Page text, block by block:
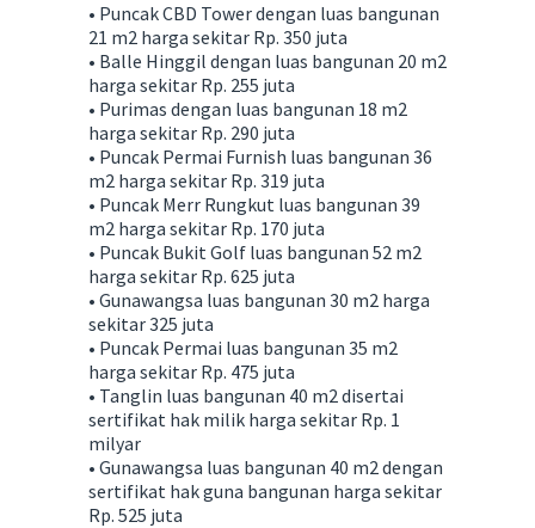
• Puncak CBD Tower dengan luas bangunan
21 m2 harga sekitar Rp. 350 juta
• Balle Hinggil dengan luas bangunan 20 m2
harga sekitar Rp. 255 juta
• Purimas dengan luas bangunan 18 m2
harga sekitar Rp. 290 juta
• Puncak Permai Furnish luas bangunan 36
m2 harga sekitar Rp. 319 juta
• Puncak Merr Rungkut luas bangunan 39
m2 harga sekitar Rp. 170 juta
• Puncak Bukit Golf luas bangunan 52 m2
harga sekitar Rp. 625 juta
• Gunawangsa luas bangunan 30 m2 harga
sekitar 325 juta
• Puncak Permai luas bangunan 35 m2
harga sekitar Rp. 475 juta
• Tanglin luas bangunan 40 m2 disertai
sertifikat hak milik harga sekitar Rp. 1
milyar
• Gunawangsa luas bangunan 40 m2 dengan
sertifikat hak guna bangunan harga sekitar
Rp. 525 juta